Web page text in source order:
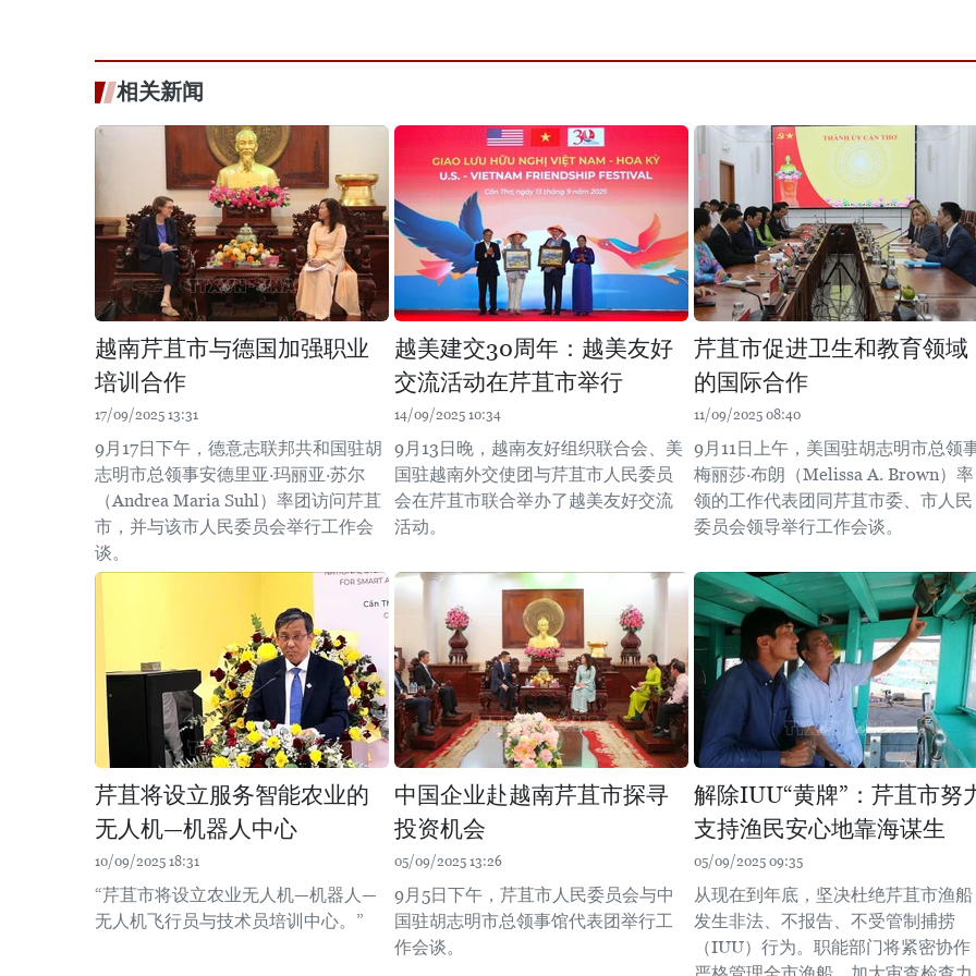
相关新闻
越南芹苴市与德国加强职业
培训合作
17/09/2025 13:31
9月17日下午，德意志联邦共和国驻胡
志明市总领事安德里亚·玛丽亚·苏尔
（Andrea Maria Suhl）率团访问芹苴
市，并与该市人民委员会举行工作会
谈。
越美建交30周年：越美友好
交流活动在芹苴市举行
14/09/2025 10:34
9月13日晚，越南友好组织联合会、美
国驻越南外交使团与芹苴市人民委员
会在芹苴市联合举办了越美友好交流
活动。
芹苴市促进卫生和教育领域
的国际合作
11/09/2025 08:40
9月11日上午，美国驻胡志明市总领
梅丽莎·布朗（Melissa A. Brown）率
领的工作代表团同芹苴市委、市人民
委员会领导举行工作会谈。
芹苴将设立服务智能农业的
无人机—机器人中心
10/09/2025 18:31
“芹苴市将设立农业无人机—机器人—
无人机飞行员与技术员培训中心。”
中国企业赴越南芹苴市探寻
投资机会
05/09/2025 13:26
9月5日下午，芹苴市人民委员会与中
国驻胡志明市总领事馆代表团举行工
作会谈。
解除IUU“黄牌”：芹苴市努
支持渔民安心地靠海谋生
05/09/2025 09:35
从现在到年底，坚决杜绝芹苴市渔船
发生非法、不报告、不受管制捕捞
（IUU）行为。职能部门将紧密协作